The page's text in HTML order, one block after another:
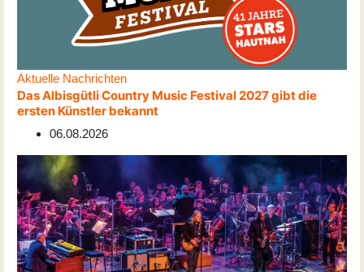
Aktuelle Nachrichten
Das Albisgütli Country Music Festival 2027 gibt die
ersten Künstler bekannt
06.08.2026